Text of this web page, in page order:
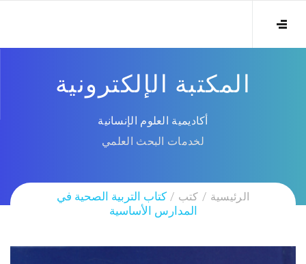
المكتبة الإلكترونية
أكاديمية العلوم الإنسانية
لخدمات البحث العلمي
الرئيسية كتب
كتاب التربية الصحية في
المدارس الأساسية